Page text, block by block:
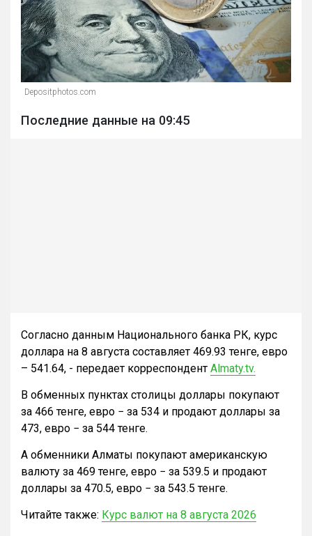
Depositphotos.com
Последние данные на 09:45
Согласно данным Национального банка РК, курс
доллара на 8 августа составляет 469.93 тенге, евро
– 541.64, - передает корреспондент Almaty.tv.
В обменных пунктах столицы доллары покупают
за 466 тенге, евро − за 534 и продают доллары за
473, евро − за 544 тенге.
А обменники Алматы покупают американскую
валюту за 469 тенге, евро − за 539.5 и продают
доллары за 470.5, евро − за 543.5 тенге.
Читайте также: Курс валют на 8 августа 2026